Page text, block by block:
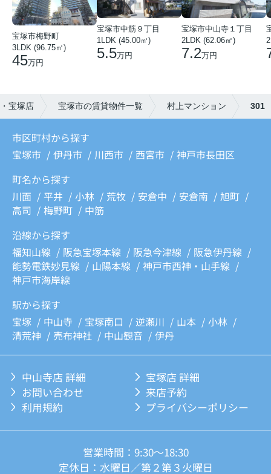
宝塚市梅野町
3LDK (96.75㎡)
45万円
宝塚市中筋９丁目
1LDK (45.00㎡)
5.5万円
宝塚市中山寺１丁目
2LDK (62.06㎡)
7.2万円
宝塚店 宝塚市の賃貸物件一覧 村上マンション 301
市区町村から探す
宝塚市
伊丹市 川西市 西宮市
神戸市長田区
町名から探す
川面
平井 小林 荒牧 安倉中 安倉南
旭町
高司
梅野町
中筋
沿線から探す
福知山線
阪急宝塚本線 阪急今津線
阪急伊丹線
能勢電鉄妙見線
山陽本線
神戸市西神・山手線
神戸市海岸線
駅から探す
宝塚
中山寺 宝塚南口 逆瀬川 山本
小林
清荒神
売布神社 中山観音 伊丹
中山寺店 詳細
宝塚店 詳細
お問い合わせ
来店予約
利用規約
プライバシーポリシー
営業時間：9:30～18:30
定休日：水曜日／第２第３火曜日